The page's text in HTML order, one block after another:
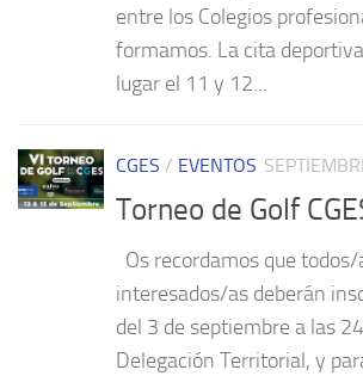
entre los Colegios
formamos. La cita
lugar el 11 y 12...
CGES / EVENTOS
Torneo de Golf
Os recordamos que
interesados/as deberán
del 3 de septiembre a las
Delegación Territorial, y